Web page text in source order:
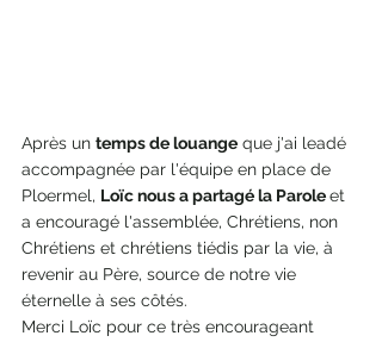
Après un temps de louange que j'ai leadé
accompagnée par l'équipe en place de
Ploermel, Loïc nous a partagé la Parole et
a encouragé l'assemblée, Chrétiens, non
Chrétiens et chrétiens tiédis par la vie, à
revenir au Père, source de notre vie
éternelle à ses côtés.
Merci Loïc pour ce très encourageant